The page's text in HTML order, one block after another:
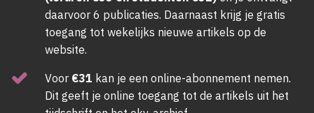
daarvoor 6 publicaties. Daarnaast krijg je gratis
toegang tot wekelijks nieuwe artikels op de
website.
Voor €31 kan je een online-abonnement nemen.
Dit geeft je online toegang tot de artikels uit het